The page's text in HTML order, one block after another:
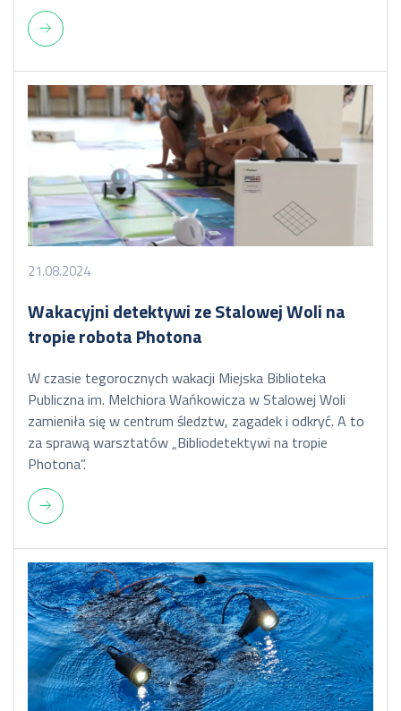
21.08.2024
Wakacyjni detektywi ze Stalowej Woli na
tropie robota Photona
W czasie tegorocznych wakacji Miejska Biblioteka
Publiczna im. Melchiora Wańkowicza w Stalowej Woli
zamieniła się w centrum śledztw, zagadek i odkryć. A to
za sprawą warsztatów „Bibliodetektywi na tropie
Photona”.